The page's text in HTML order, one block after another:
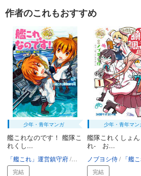
作者のこれもおすすめ
少年・青年マンガ
艦これなのです！ 艦隊こ
れくし...
「艦これ」運営鎮守府
完結
少年・青年マン
艦隊これくしょ
れ- お...
ノブヨシ侍 「艦これ」
完結